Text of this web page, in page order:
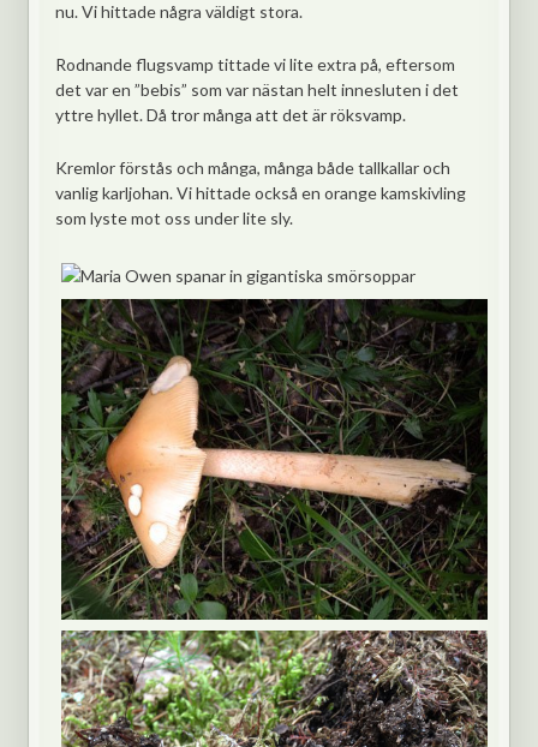
nu. Vi hittade några väldigt stora.
Rodnande flugsvamp tittade vi lite extra på, eftersom
det var en ”bebis” som var nästan helt innesluten i det
yttre hyllet. Då tror många att det är röksvamp.
Kremlor förstås och många, många både tallkallar och
vanlig karljohan. Vi hittade också en orange kamskivling
som lyste mot oss under lite sly.